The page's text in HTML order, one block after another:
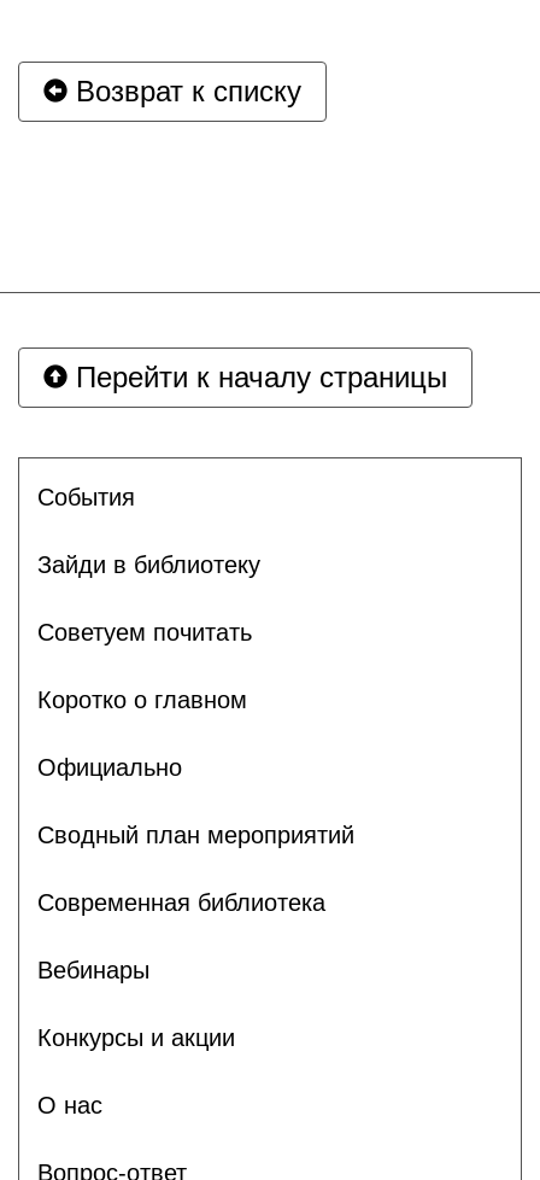
Возврат к списку
Перейти к началу страницы
События
Зайди в библиотеку
Советуем почитать
Коротко о главном
Официально
Сводный план мероприятий
Современная библиотека
Вебинары
Конкурсы и акции
О нас
Вопрос-ответ